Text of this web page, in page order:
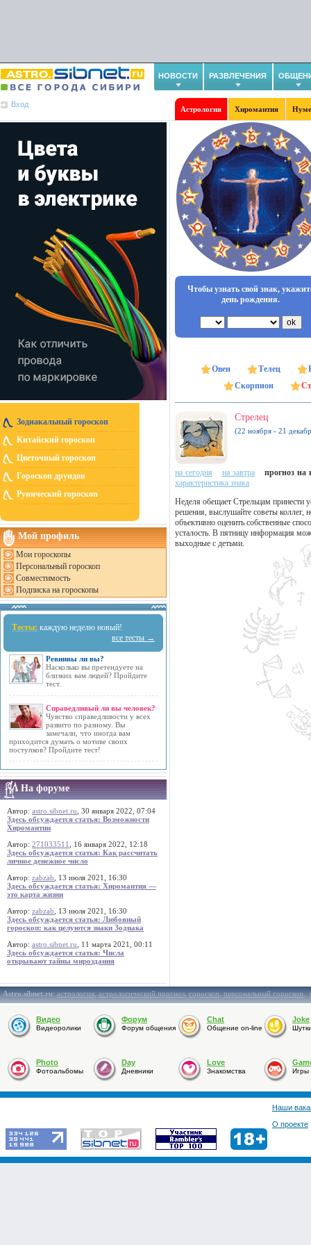
НОВОСТИ РАЗВЛЕЧЕНИЯ
Вход
Астрология Хиромантия
Зодиакальный гороскоп
Китайский гороскоп
Цветочный гороскоп
Гороскоп друидов
Рунический гороскоп
Мой профиль
Мои гороскопы
Персональный гороскоп
Совместимость
Подписка на гороскопы
Тесты: каждую неделю новый!
все тесты →
Ревнивы ли вы?
Насколько вы претендуете на
близких вам людей? Пройдите
тест.
Справедливый ли вы человек?
Чувство справедливости у всех
развито по разному. Вы
замечали, что иногда вам
приходится думать о мотиве своих
поступков? Пройдите тест!
На форуме
Автор: astro.sibnet.ru , 30 января 2022, 07:04
Здесь обсуждается статья: Возможности
Хиромантии
Автор: 271033511
, 16 января 2022, 12:18
Здесь обсуждается статья: Как рассчитать
личное денежное число
Автор: zabzab , 13 июля 2021, 16:30
Здесь обсуждается статья: Хиромантия —
это карта жизни
Автор: zabzab , 13 июля 2021, 16:30
Здесь обсуждается статья: Любовный
гороскоп: как целуются знаки Зодиака
Автор: astro.sibnet.ru , 11 марта 2021, 00:11
Здесь обсуждается статья: Числа
открывают тайны мироздания
Чтобы узнать свой знак,
день рождения.
Овен Телец
Скорпион
Стрелец
(22 ноября - 21
на сегодня на завтра
прогноз на
характеристика знака
Неделя обещает Стрельцам принести
решения, выслушайте советы коллег,
объективно оценить собственные
усталость. В пятницу информация
выходные с детьми.
Astro.sibnet.ru:астрология,астрологический прогноз,гороскоп,персональный гороскоп,
Видео
Видеоролики
Форум
Форум общения
Chat
Общение on-line
Joke
Photo
Фотоальбомы
Day
Дневники
Love
Знакомства Игры
Наши
О проекте